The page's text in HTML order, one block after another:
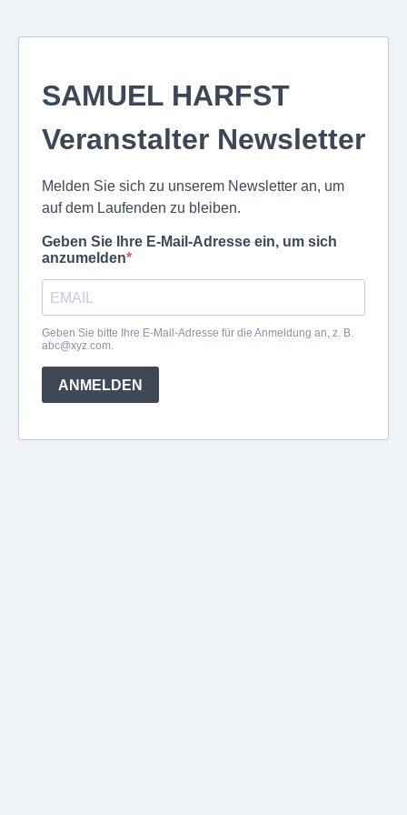
SAMUEL HARFST
Veranstalter Newsletter
Melden Sie sich zu unserem Newsletter an, um
auf dem Laufenden zu bleiben.
Geben Sie Ihre E-Mail-Adresse ein, um sich
anzumelden
Geben Sie bitte Ihre E-Mail-Adresse für die Anmeldung an, z. B.
abc@xyz.com.
ANMELDEN